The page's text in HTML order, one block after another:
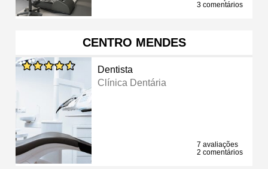
3 comentários
CENTRO MENDES
Dentista
Clínica Dentária
7 avaliações
2 comentários